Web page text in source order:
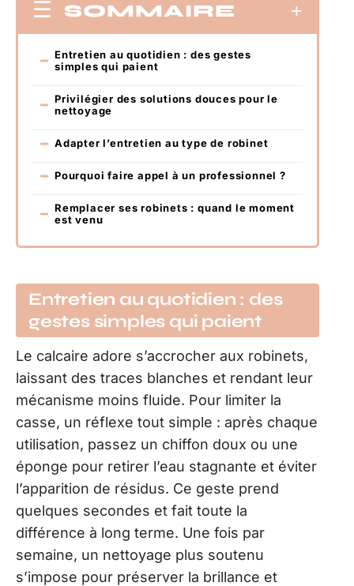
SOMMAIRE
Entretien au quotidien : des gestes
simples qui paient
Privilégier des solutions douces pour le
nettoyage
Adapter l’entretien au type de robinet
Pourquoi faire appel à un professionnel ?
Remplacer ses robinets : quand le moment
est venu
Entretien au quotidien : des
gestes simples qui paient
Le calcaire adore s’accrocher aux robinets,
laissant des traces blanches et rendant leur
mécanisme moins fluide. Pour limiter la
casse, un réflexe tout simple : après chaque
utilisation, passez un chiffon doux ou une
éponge pour retirer l’eau stagnante et éviter
l’apparition de résidus. Ce geste prend
quelques secondes et fait toute la
différence à long terme. Une fois par
semaine, un nettoyage plus soutenu
s’impose pour préserver la brillance et